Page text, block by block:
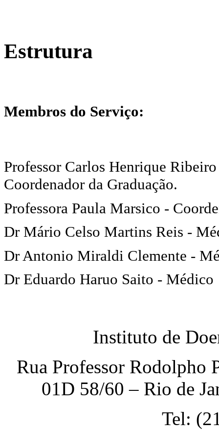
Estrutura
Membros do Serviço:
Professor Carlos Henrique
Coordenador da Graduação.
Professora Paula Marsico -
Dr Mário Celso Martins Reis -
Dr Antonio Miraldi Clemente -
Dr Eduardo Haruo Saito - Médico
Instituto de
Rua Professor Rodolpho
01D 58/60 – Rio de
Tel: